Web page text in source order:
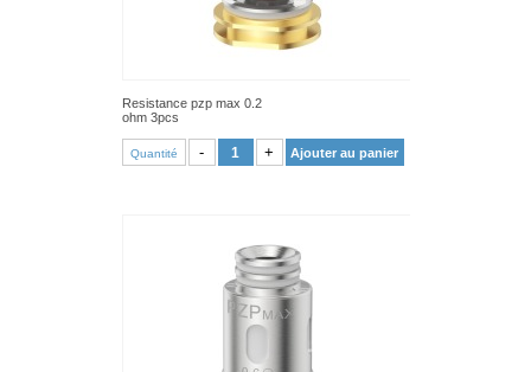
Resistance pzp max 0.2
ohm 3pcs
Quantité - + Ajouter au panier